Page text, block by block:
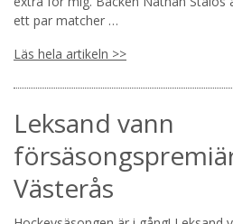
ett par matcher …
Läs hela artikeln >>
Leksand vann
Västerås